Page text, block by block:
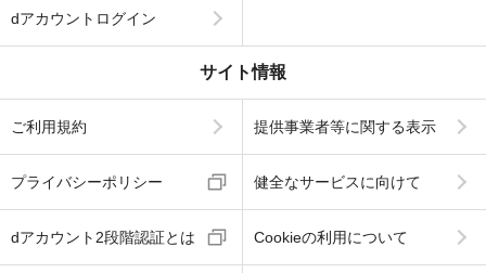
dアカウントログイン
サイト情報
ご利用規約 提供事業者等に関する表示
プライバシーポリシー 健全なサービスに向けて
dアカウント2段階認証とは Cookieの利用について